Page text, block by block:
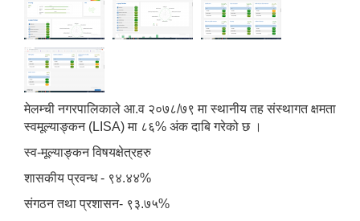
मेलम्ची नगरपालिकाले आ.व २०७८/७९ मा स्थानीय तह संस्थागत क्षमता
स्वमूल्याङ्कन (LISA) मा ८६% अंक दाबि गरेको छ ।
स्व-मूल्याङ्कन विषयक्षेत्रहरु
शासकीय प्रवन्ध - ९४.४४%
संगठन तथा प्रशासन- ९३.७५%